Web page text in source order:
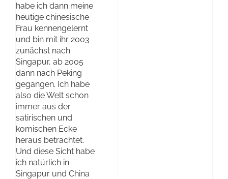
habe ich dann meine
heutige chinesische
Frau kennengelernt
und bin mit ihr 2003
zunächst nach
Singapur, ab 2005
dann nach Peking
gegangen. Ich habe
also die Welt schon
immer aus der
satirischen und
komischen Ecke
heraus betrachtet.
Und diese Sicht habe
ich natürlich in
Singapur und China